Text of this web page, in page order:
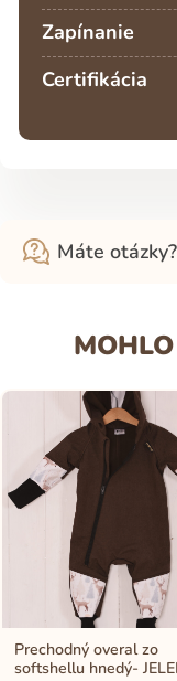
Zapínanie
Certifikácia
Máte otázky?
Prechodný overal zo
softshellu hnedý-